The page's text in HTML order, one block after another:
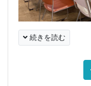
続きを読む